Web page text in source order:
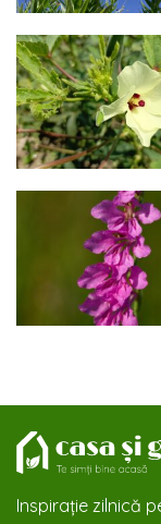
Inspirație zilnică